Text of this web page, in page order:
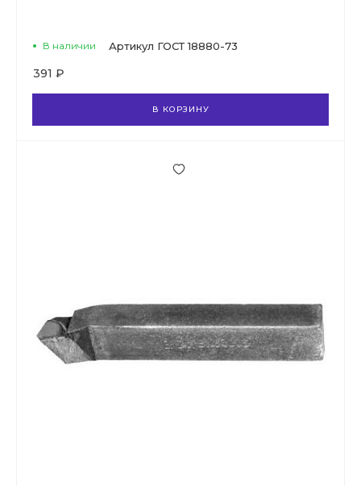
В наличии Артикул ГОСТ 18880-73
391 ₽
В КОРЗИНУ